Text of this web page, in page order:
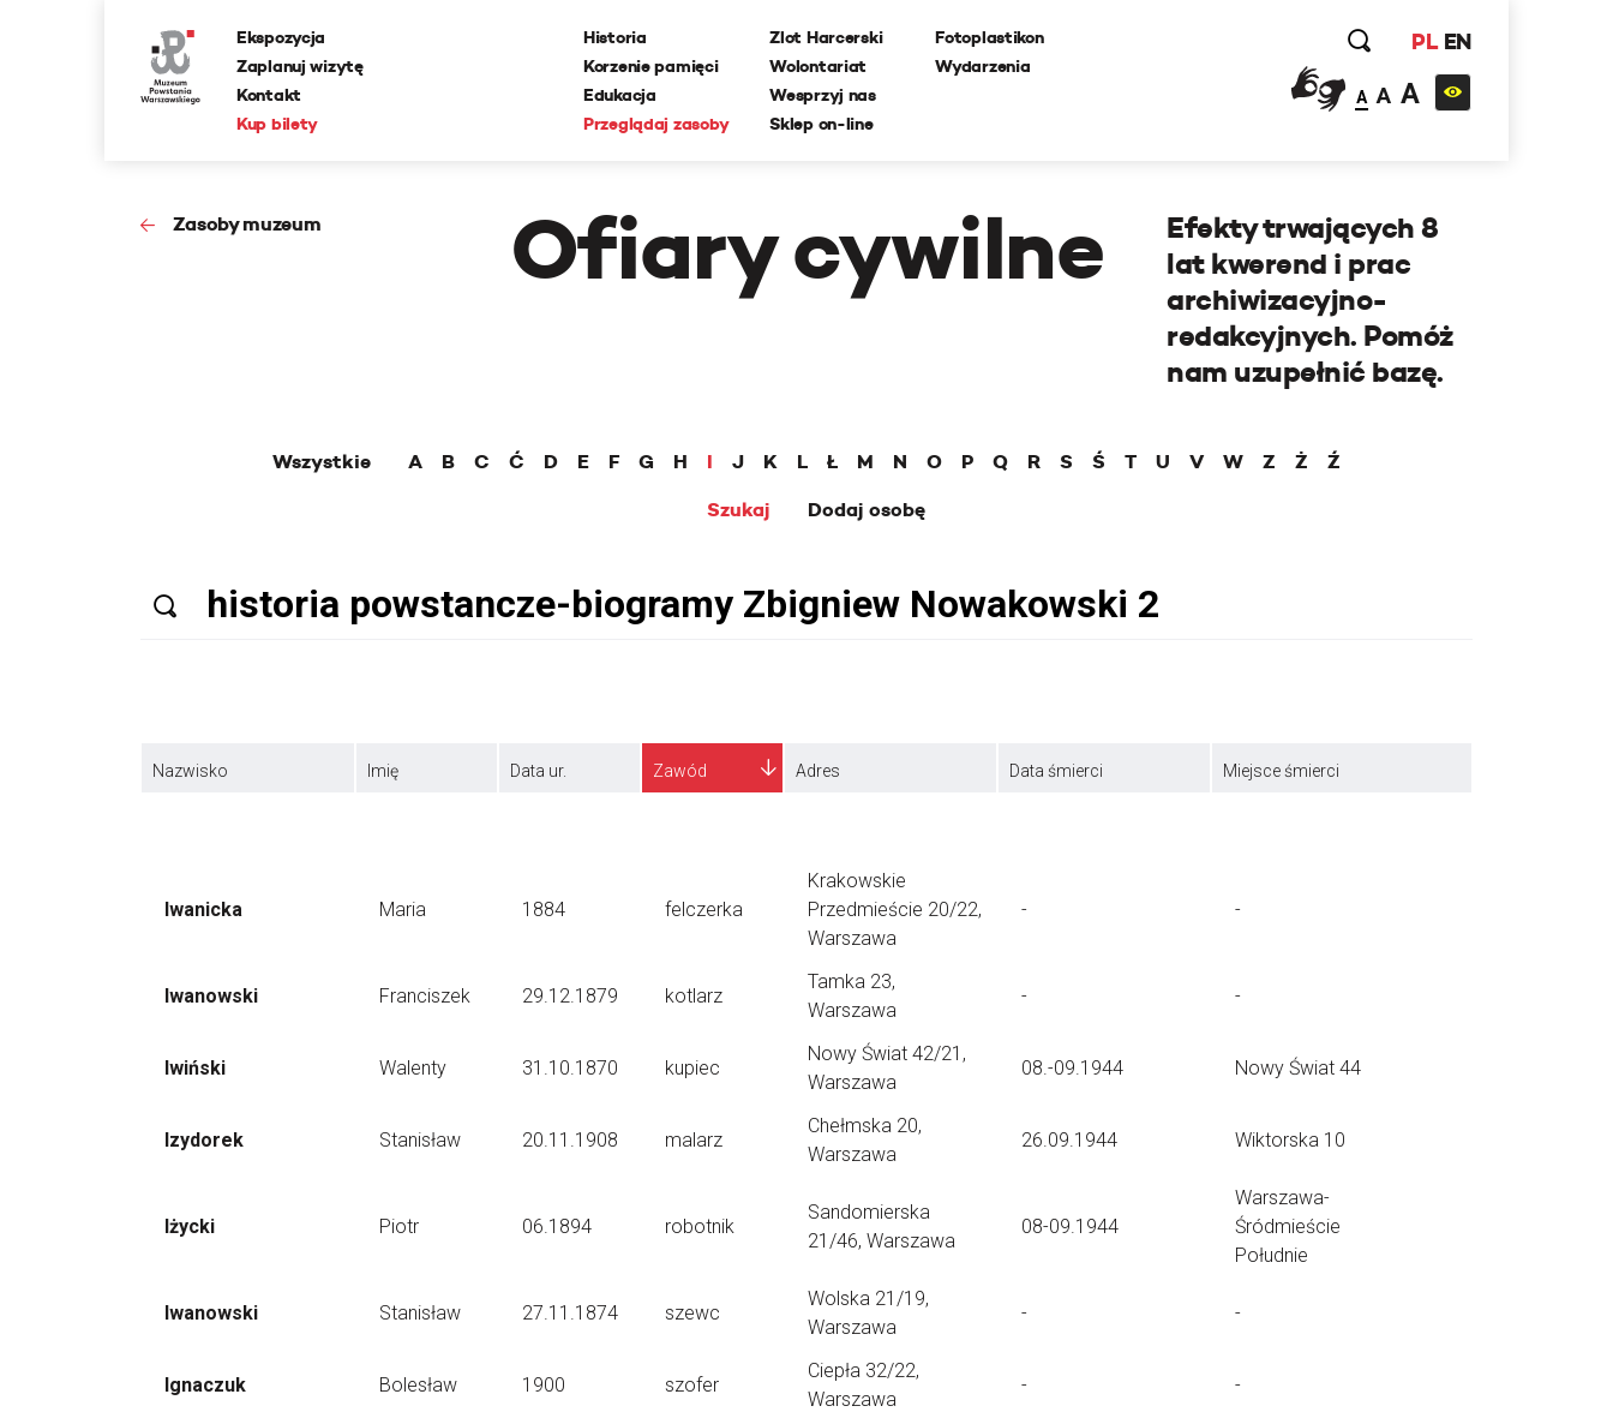
Ekspozycja
Zaplanuj wizytę
Kontakt
Kup bilety
Historia
Korzenie pamięci
Edukacja
Przeglądaj zasoby
Zlot Harcerski
Wolontariat
Wesprzyj nas
Sklep on-line
Fotoplastikon
Wydarzenia
PL EN
A A A
Zasoby muzeum Ofiary cywilne
Efekty trwających 8
lat kwerend i prac
archiwizacyjno-
redakcyjnych. Pomóż
nam uzupełnić bazę.
Wszystkie A B C Ć D E F G H I J K L Ł M N O P Q R S Ś T U V W Z Ż
Ź
Szukaj
Dodaj osobę
Nazwisko Imię Data ur. Zawód Adres Data śmierci Miejsce śmierci
Iwanicka Maria 1884 felczerka
Krakowskie
Przedmieście 20/22,
Warszawa
- -
Iwanowski Franciszek 29.12.1879 kotlarz
Tamka 23,
Warszawa
- -
Iwiński Walenty 31.10.1870 kupiec
Nowy Świat 42/21,
Warszawa
08.-09.1944 Nowy Świat 44
Izydorek Stanisław 20.11.1908 malarz
Chełmska 20,
Warszawa
26.09.1944 Wiktorska 10
Iżycki Piotr 06.1894 robotnik
Sandomierska
21/46, Warszawa
08-09.1944
Warszawa-
Śródmieście
Południe
Iwanowski Stanisław 27.11.1874 szewc
Wolska 21/19,
Warszawa
- -
Ignaczuk Bolesław 1900 szofer
Ciepła 32/22,
Warszawa
- -